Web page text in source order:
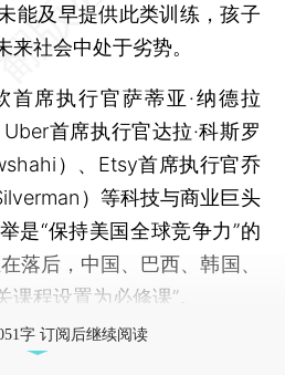
能及早提供此类训练，孩子
社会中处于劣势。
席执行官萨蒂亚·纳德拉
首席执行官达拉·科斯罗
）、Etsy首席执行官乔
）等科技与商业巨头
是“保持美国全球竞争力”的
落后，中国、巴西、韩国、
程设置为必修课”。
字 订阅后继续阅读